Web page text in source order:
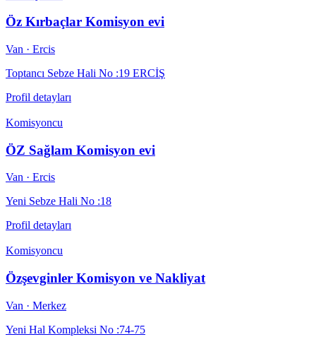
Öz Kırbaçlar Komisyon evi
Van · Ercis
Toptancı Sebze Hali No :19 ERCİŞ
Profil detayları
Komisyoncu
ÖZ Sağlam Komisyon evi
Van · Ercis
Yeni Sebze Hali No :18
Profil detayları
Komisyoncu
Özşevginler Komisyon ve Nakliyat
Van · Merkez
Yeni Hal Kompleksi No :74-75